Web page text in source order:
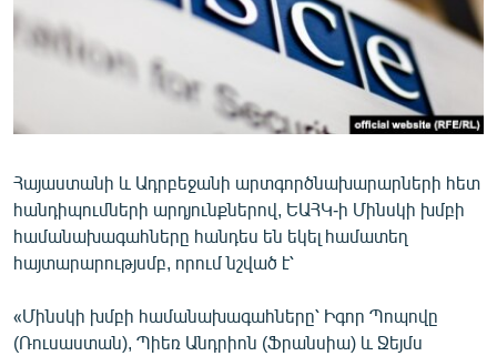
ՄՇԱԿՈՒՅԹ
ՍՊՈՐՏ
ՄԵԿՆԱԲԱՆՈՒԹՅՈՒՆ
ԿՈՐՈՆԱՎԻՐՈՒՍ
ԱՐԽԻՎ
ՏԵՍԱՆՅՈՒԹԵՐ
ՁԳՏԵԼՈՎ ԼԱՎԱԳՈՒՅՆԻՆ
Հայաստանի և Ադրբեջանի արտգործնախարարների հետ
հանդիպումների արդյունքներով, ԵԱՀԿ-ի Մինսկի խմբի
համանախագահները հանդես են եկել համատեղ
հայտարարությսմբ, որում նշված է՝
«Մինսկի խմբի համանախագահները՝ Իգոր Պոպովը
(Ռուսաստան), Պիեռ Անդրիոն (Ֆրանսիա) և Ջեյմս